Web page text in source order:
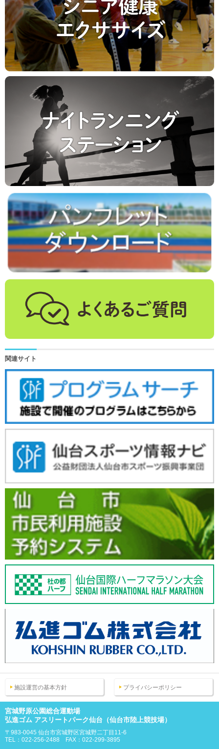
関連サイト
施設運営の基本方針 プライバシーポリシー
宮城野原公園総合運動場
弘進ゴム アスリートパーク仙台（仙台市陸上競技場）
〒983-0045 仙台市宮城野区宮城野二丁目11-6
TEL：022-256-2488 FAX：022-299-3895